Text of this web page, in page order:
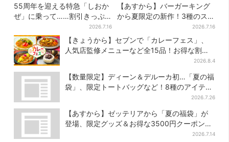
55周年を迎える特急「しおか
ぜ」に乗って……割引きっぷ
で、松山・道後温泉と南予を
満喫【大阪から愛媛へおトク
旅】
2026.7.16
【あすから】バーガーキング
から夏限定の新作！3種のステ
ーキワッパー「暑さ乗り切れ
そう」と話題に
2026.7.16
【きょうから】セブンで「カレーフェス」、
人気店監修メニューなど全15品！お得な割引
2026.8.4
【数量限定】ディーン＆デルーカ初…「夏の福
袋」、限定トートバッグなど！8種のアイテム
2026.7.26
【あすから】ゼッテリアから「夏の福袋」が
登場、限定グッズ＆お得な3500円クーポン付
2026.7.14